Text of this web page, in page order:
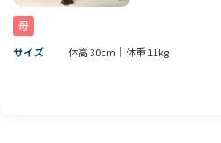
母
サイズ 体高 30cm｜体重 11kg